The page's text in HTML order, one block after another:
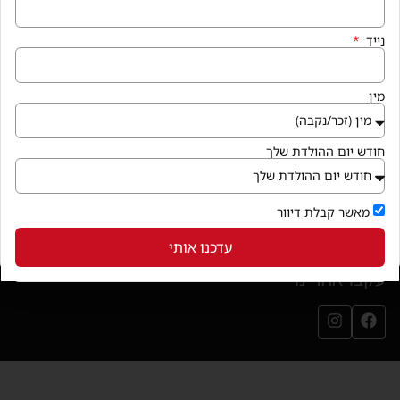
איך מגיעים
חנייה במקום ללא עלות
בואו לבקר
(נפתח בחלון חדש)
שירותי הקניון
עקבו אחרינו
עמוד הפייסבוק שלנו (נפתח בחלון חדש)
עמוד האינסטגרם שלנו (נפתח בחלון חדש)
נייד
מין
חודש יום ההולדת שלך
מאשר קבלת דיוור
עדכנו אותי